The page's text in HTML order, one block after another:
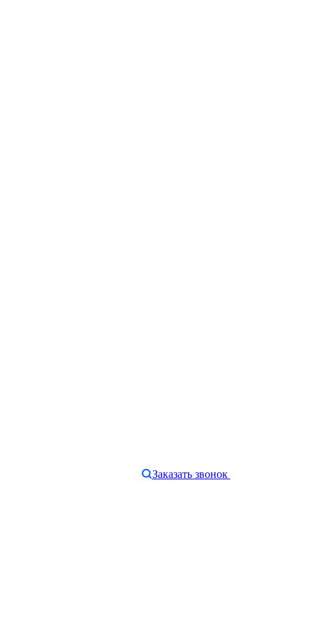
Заказать звонок